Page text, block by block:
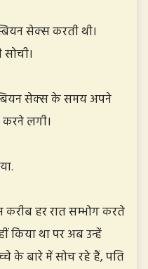
सेक्स करती थी।
सेक्स के समय अपने
लगी।
हर रात सम्भोग करते
किया था पर अब उन्हें
के बारे में सोच रहे हैं, पति